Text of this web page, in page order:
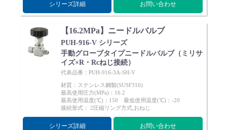
シリーズ詳細 お問い合わせ
【16.2MPa】ニードルバルブ
PUH-916-V シリーズ
手動グローブタイプニードルバルブ（ミリサ
イズ×R・Rcねじ接続）
代表品番：PUH-916-3A-SH-V
材質：ステンレス鋼製(SUSF316)
最高使用圧力(MPa)：16.2
最高使用温度(℃)：150 最低使用温度(℃)：-20
接続形式： 2圧縮リング方式,おねじ
シリーズ詳細 お問い合わせ